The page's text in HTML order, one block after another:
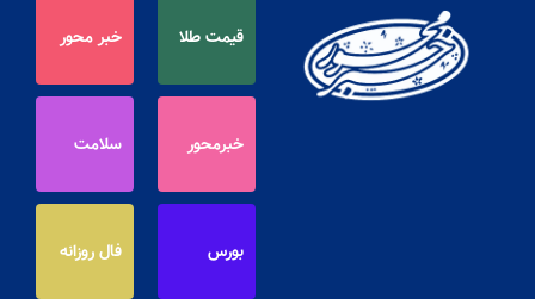
قیمت طلا خبر محور
خبرمحور سلامت
بورس فال روزانه